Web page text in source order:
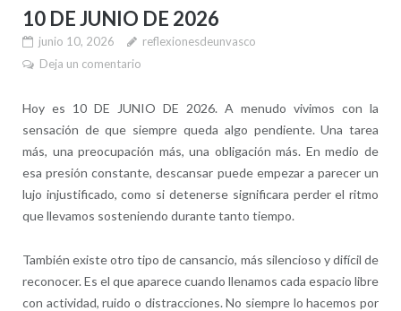
10 DE JUNIO DE 2026
junio 10, 2026
reflexionesdeunvasco
Deja un comentario
Hoy es 10 DE JUNIO DE 2026. A menudo vivimos con la
sensación de que siempre queda algo pendiente. Una tarea
más, una preocupación más, una obligación más. En medio de
esa presión constante, descansar puede empezar a parecer un
lujo injustificado, como si detenerse significara perder el ritmo
que llevamos sosteniendo durante tanto tiempo.
También existe otro tipo de cansancio, más silencioso y difícil de
reconocer. Es el que aparece cuando llenamos cada espacio libre
con actividad, ruido o distracciones. No siempre lo hacemos por